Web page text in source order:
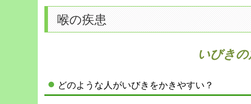
喉の疾患
いびき
どのような人がいびきをかきやすい？